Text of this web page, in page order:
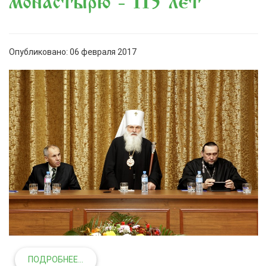
Опубликовано: 06 февраля 2017
ПОДРОБНЕЕ...